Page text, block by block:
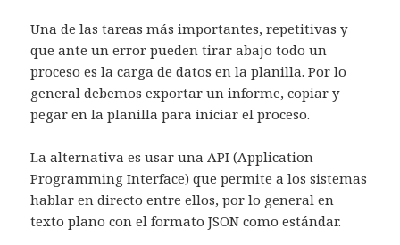
Una de las tareas más importantes, repetitivas y
que ante un error pueden tirar abajo todo un
proceso es la carga de datos en la planilla. Por lo
general debemos exportar un informe, copiar y
pegar en la planilla para iniciar el proceso.
La alternativa es usar una API (Application
Programming Interface) que permite a los sistemas
hablar en directo entre ellos, por lo general en
texto plano con el formato JSON como estándar.